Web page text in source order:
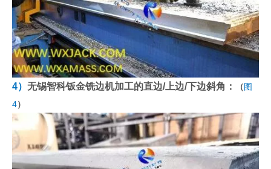
4） 无锡智科钣金铣边机加工的直边/上边/下边斜角： （图
4）